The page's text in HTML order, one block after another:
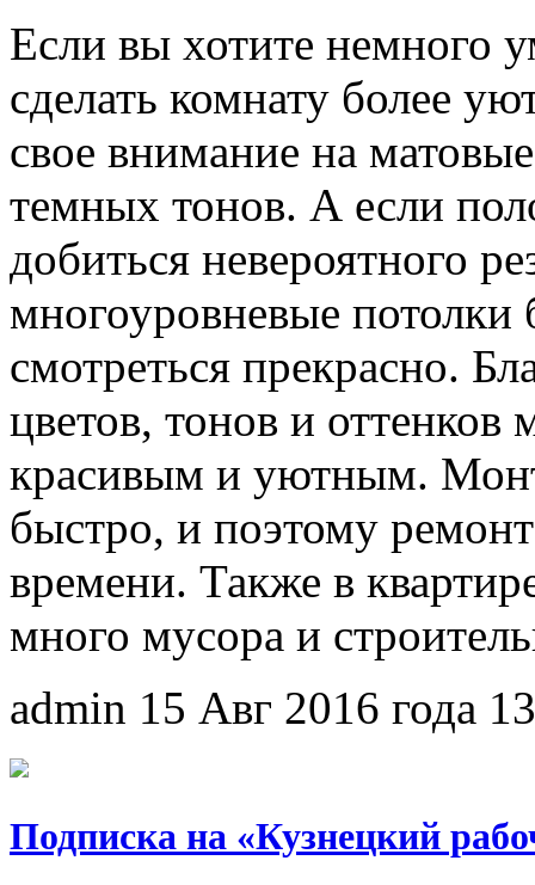
Если вы хотите немного
сделать комнату более
свое внимание на
темных тонов. А если
добиться невероятного
многоуровневые
смотреться прекрасно.
цветов, тонов и
красивым и уютным.
быстро, и поэтому
времени. Также в
много мусора и
admin 15 Авг 2016 года
Подписка на «Кузнецкий